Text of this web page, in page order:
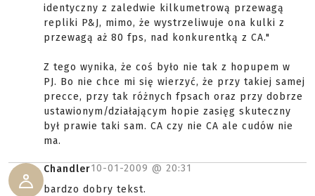
identyczny z zaledwie kilkumetrową przewagą
repliki P&J, mimo, że wystrzeliwuje ona kulki z
przewagą aż 80 fps, nad konkurentką z CA."
Z tego wynika, że coś było nie tak z hopupem w
PJ. Bo nie chce mi się wierzyć, że przy takiej samej
precce, przy tak różnych fpsach oraz przy dobrze
ustawionym/działającym hopie zasięg skuteczny
był prawie taki sam. CA czy nie CA ale cudów nie
ma.
Chandler10-01-2009 @ 20:31
bardzo dobry tekst.